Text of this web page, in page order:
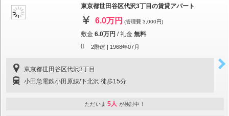
東京都世田谷区代沢3丁目の賃貸アパート
6.0万円 (管理費 3,000円)
敷金 6.0万円 /礼金 無料
2階建 | 1968年07月
東京都世田谷区代沢3丁目
小田急電鉄小田原線/下北沢 徒歩15分
ただいま 5人 が検討中！